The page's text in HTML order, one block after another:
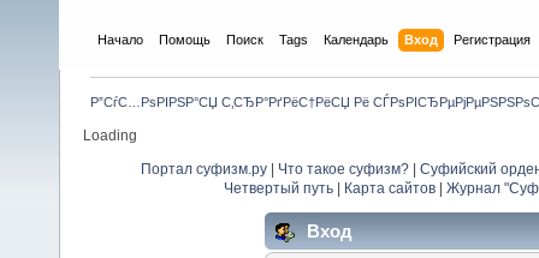
Начало Помощь Поиск Tags Календарь Вход Регистрация
Р”СѓС…РѕРІРЅР°СЏ С‚СЂР°РґРёС†РёСЏ Рё
Loading
Портал суфизм.ру Что такое суфизм?
Суфийский
Четвертый путь| Карта сайтов| Журнал
Вход